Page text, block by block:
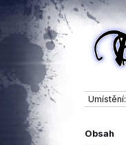
Umístění:
Obsah